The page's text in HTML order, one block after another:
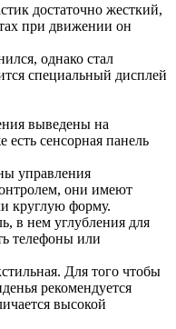
достаточно жесткий,
при движении он
однако стал
специальный дисплей
выведены на
есть сенсорная панель
управления
они имеют
круглую форму.
в нем углубления для
телефоны или
Для того чтобы
рекомендуется
высокой